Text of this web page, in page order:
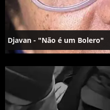
Djavan - "Não é um Bolero"